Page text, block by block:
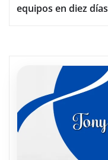
equipos en diez días